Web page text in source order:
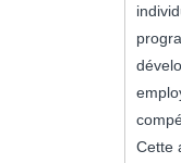
Cette